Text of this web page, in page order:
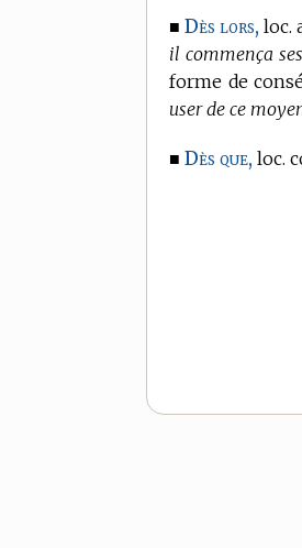
■Dès lors, loc.
il commença
forme de
user de ce
■ Dès que, loc.